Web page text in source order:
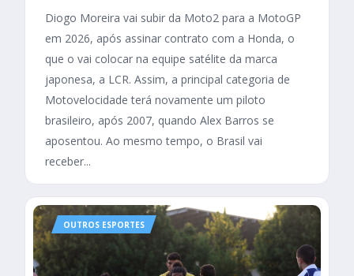
Diogo Moreira vai subir da Moto2 para a MotoGP
em 2026, após assinar contrato com a Honda, o
que o vai colocar na equipe satélite da marca
japonesa, a LCR. Assim, a principal categoria de
Motovelocidade terá novamente um piloto
brasileiro, após 2007, quando Alex Barros se
aposentou. Ao mesmo tempo, o Brasil vai
receber...
OUTROS ESPORTES